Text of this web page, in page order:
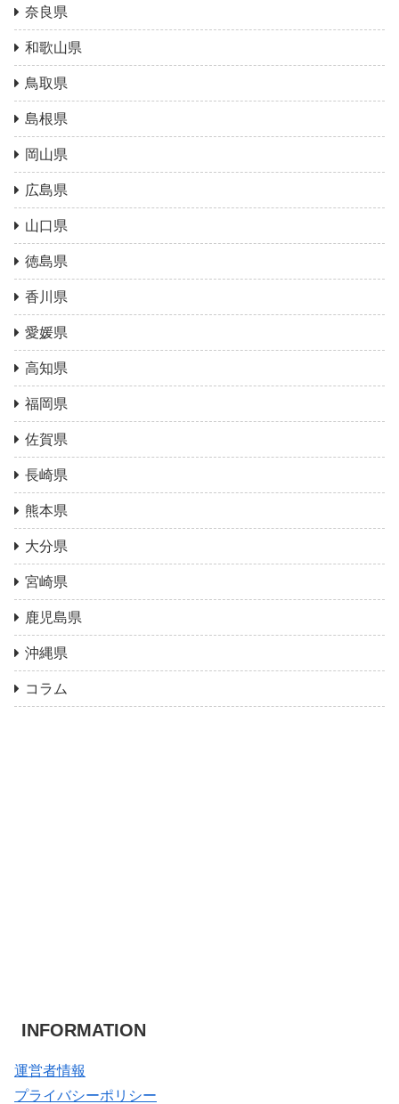
奈良県
和歌山県
鳥取県
島根県
岡山県
広島県
山口県
徳島県
香川県
愛媛県
高知県
福岡県
佐賀県
長崎県
熊本県
大分県
宮崎県
鹿児島県
沖縄県
コラム
INFORMATION
運営者情報
プライバシーポリシー